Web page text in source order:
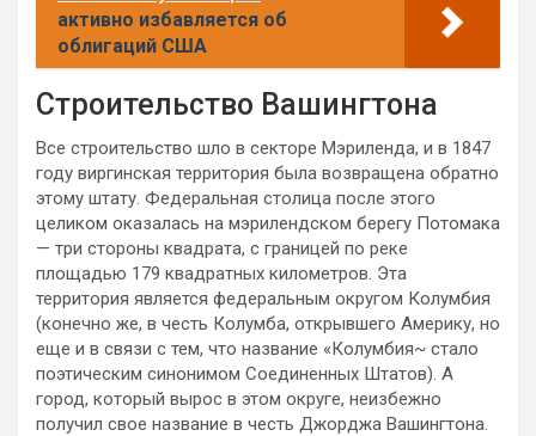
активно избавляется об
облигаций США
Строительство Вашингтона
Все строительство шло в секторе Мэриленда, и в 1847
году виргинская территория была возвращена обратно
этому штату. Федеральная столица после этого
целиком оказалась на мэрилендском берегу Потомака
— три стороны квадрата, с границей по реке
площадью 179 квадратных километров. Эта
территория является федеральным округом Колумбия
(конечно же, в честь Колумба, открывшего Америку, но
еще и в связи с тем, что название «Колумбия~ стало
поэтическим синонимом Соединенных Штатов). А
город, который вырос в этом округе, неизбежно
получил свое название в честь Джорджа Вашингтона.